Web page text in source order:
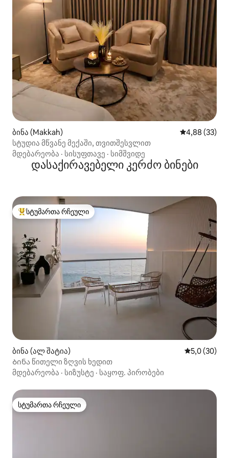
ბინა (Makkah) საშუალო
4,88 (33)
სტუდია მწვანე მექაში, თვითშესვლით
მდებარეობა · სისუფთავე · სიმშვიდე
დასაქირავებელი კერძო ბინები
სტუმართა რჩეული მოწინავე ვარიანტი
სტუმართა რჩეული
ბინა (ალ შატია) საშუალო
5,0 (30)
Ბინა წითელი ზღვის ხედით
მდებარეობა · სიზუსტე · საყოფ. პირობები
სტუმართა რჩეული
სტუმართა რჩეული